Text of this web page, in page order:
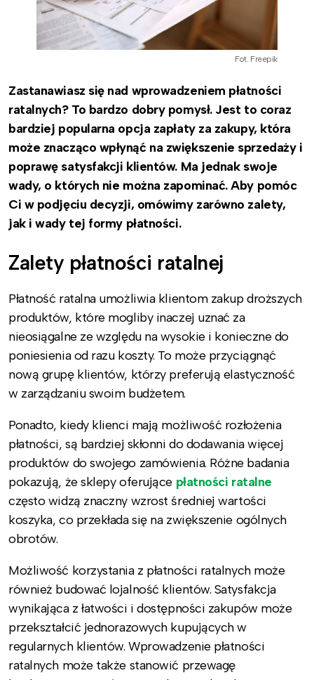
Fot. Freepik
Zastanawiasz się nad wprowadzeniem płatności
ratalnych? To bardzo dobry pomysł. Jest to coraz
bardziej popularna opcja zapłaty za zakupy, która
może znacząco wpłynąć na zwiększenie sprzedaży i
poprawę satysfakcji klientów. Ma jednak swoje
wady, o których nie można zapominać. Aby pomóc
Ci w podjęciu decyzji, omówimy zarówno zalety,
jak i wady tej formy płatności.
Zalety płatności ratalnej
Płatność ratalna umożliwia klientom zakup droższych
produktów, które mogliby inaczej uznać za
nieosiągalne ze względu na wysokie i konieczne do
poniesienia od razu koszty. To może przyciągnąć
nową grupę klientów, którzy preferują elastyczność
w zarządzaniu swoim budżetem.
Ponadto, kiedy klienci mają możliwość rozłożenia
płatności, są bardziej skłonni do dodawania więcej
produktów do swojego zamówienia. Różne badania
pokazują, że sklepy oferujące płatności ratalne
często widzą znaczny wzrost średniej wartości
koszyka, co przekłada się na zwiększenie ogólnych
obrotów.
Możliwość korzystania z płatności ratalnych może
również budować lojalność klientów. Satysfakcja
wynikająca z łatwości i dostępności zakupów może
przekształcić jednorazowych kupujących w
regularnych klientów. Wprowadzenie płatności
ratalnych może także stanowić przewagę